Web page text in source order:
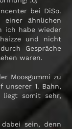
bei DiSo.
einer ähnlichen
ich habe wieder
und nicht
Gespräche
waren.
Moosgummi zu
unserer 1. Bahn,
liegt somit sehr,
sein, denn